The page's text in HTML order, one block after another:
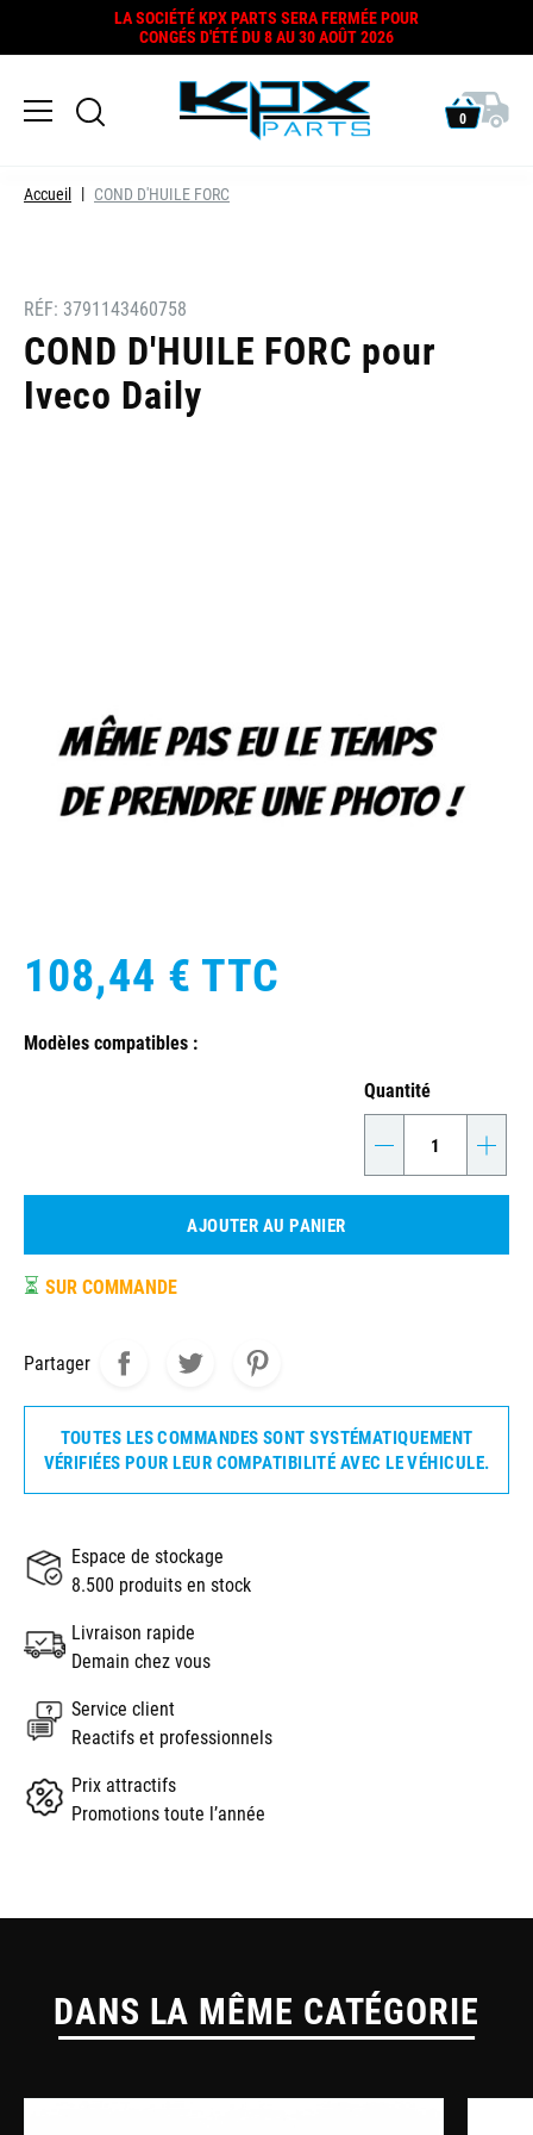
LA SOCIÉTÉ KPX PARTS SERA FERMÉE POUR
CONGÉS D'ÉTÉ DU 8 AU 30 AOÛT 2026
0
Accueil COND D'HUILE FORC
RÉF: 3791143460758
COND D'HUILE FORC pour
Iveco Daily
108,44 € TTC
Modèles compatibles :
Quantité
- +
AJOUTER AU PANIER
⏳ SUR COMMANDE
Partager
TOUTES LES COMMANDES SONT SYSTÉMATIQUEMENT
VÉRIFIÉES POUR LEUR COMPATIBILITÉ AVEC LE VÉHICULE.
Espace de stockage
8.500 produits en stock
Livraison rapide
Demain chez vous
Service client
Reactifs et professionnels
Prix attractifs
Promotions toute l’année
DANS LA MÊME CATÉGORIE